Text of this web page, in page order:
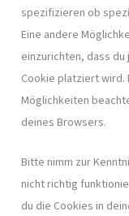
spezifizieren ob
Eine andere
einzurichten, dass
Cookie platziert
Möglichkeiten
deines Browsers.
Bitte nimm zur
nicht richtig
du die Cookies in